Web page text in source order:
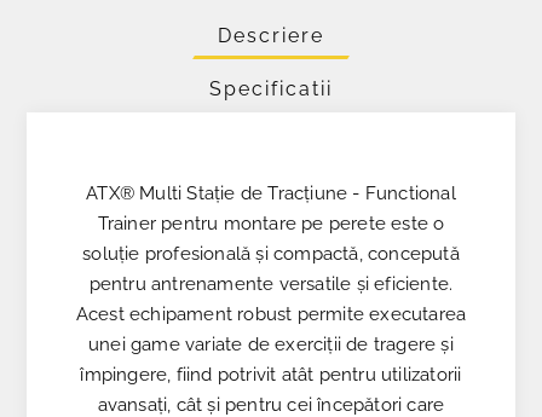
Descriere
Specificatii
ATX® Multi Stație de Tracțiune - Functional
Trainer pentru montare pe perete este o
soluție profesională și compactă, concepută
pentru antrenamente versatile și eficiente.
Acest echipament robust permite executarea
unei game variate de exerciții de tragere și
împingere, fiind potrivit atât pentru utilizatorii
avansați, cât și pentru cei începători care